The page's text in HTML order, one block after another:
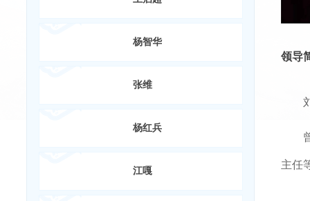
杨智华
张维
杨红兵
江嘎
领导
主任